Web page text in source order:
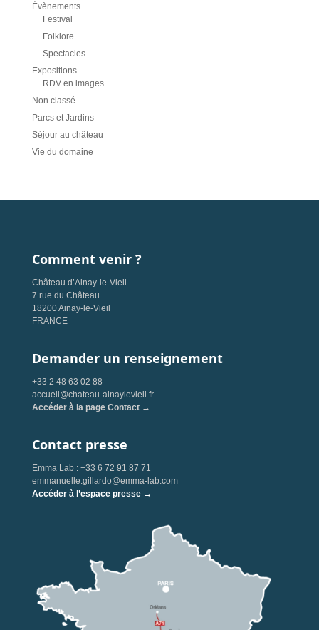
Évènements
Festival
Folklore
Spectacles
Expositions
RDV en images
Non classé
Parcs et Jardins
Séjour au château
Vie du domaine
Comment venir ?
Château d’Ainay-le-Vieil
7 rue du Château
18200 Ainay-le-Vieil
FRANCE
Demander un renseignement
+33 2 48 63 02 88
accueil@chateau-ainaylevieil.fr
Accéder à la page Contact →
Contact presse
Emma Lab : +33 6 72 91 87 71
emmanuelle.gillardo@emma-lab.com
Accéder à l’espace presse →